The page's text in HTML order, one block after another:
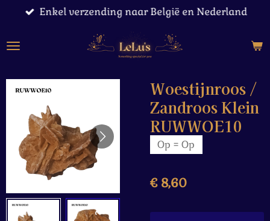
naar
Enkel verzending naar België en Nederland
Woestijnroos /
Zandroos Klein
RUWWOE10
Op = Op
€ 8,60